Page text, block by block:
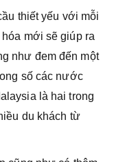
thiết yếu với mỗi
mới sẽ giúp ra
như đem đến một
số các nước
là hai trong
du khách từ